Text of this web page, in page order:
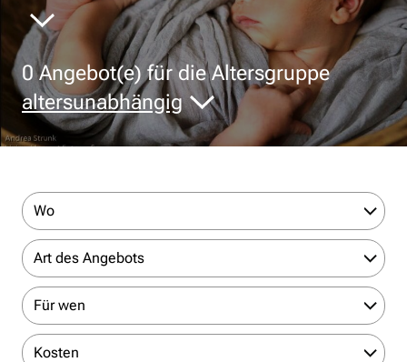
0Angebot(e) für die Altersgruppe
altersunabhängig
Wo
Art des Angebots
Für wen
Kosten